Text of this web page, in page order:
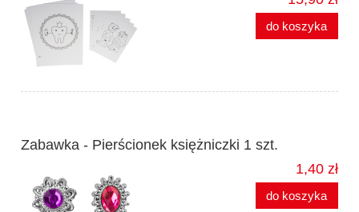
do koszyka
Zabawka - Pierścionek księżniczki 1 szt.
1,40 zł
do koszyka